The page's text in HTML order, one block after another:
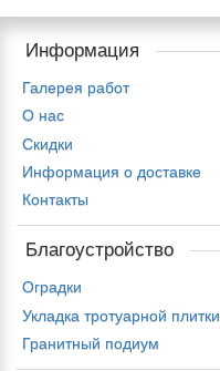
Информация
Галерея работ
О нас
Скидки
Информация о доставке
Контакты
Благоустройство
Оградки
Укладка тротуарной плитки
Гранитный подиум